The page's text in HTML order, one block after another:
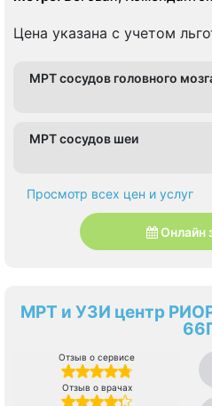
Удельная, Чёрная речка
Цена указана с учетом
МРТ сосудов головного
МРТ сосудов шеи
Просмотр всех цен и услуг
Онлайн
МРТ и УЗИ центр
Отзыв о сервисе
Отзыв о врачах